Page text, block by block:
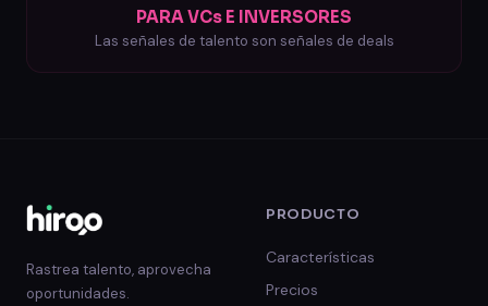
PARA VCs E INVERSORES
Las señales de talento son señales de deals
Rastrea talento, aprovecha
oportunidades.
PRODUCTO
Características
Precios